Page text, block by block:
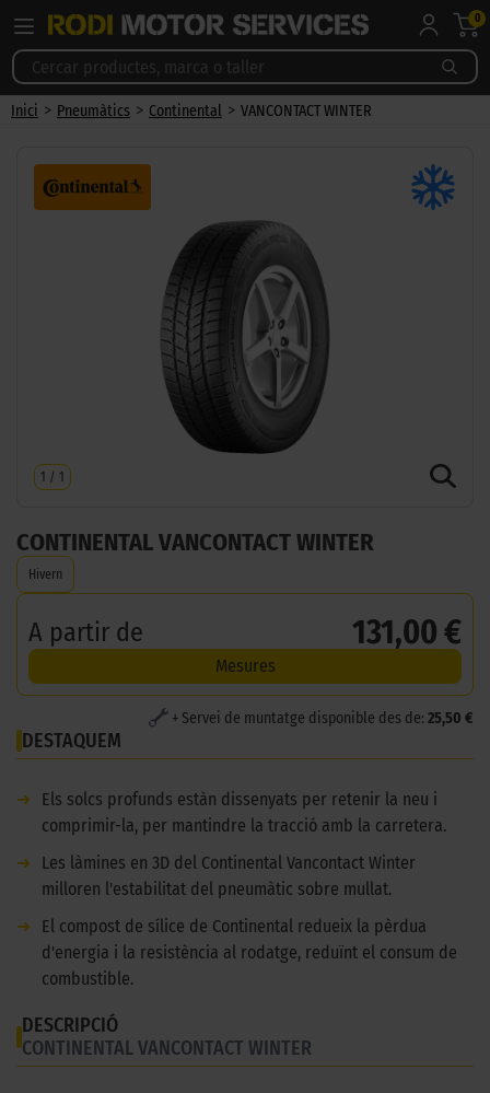
0
Inici > Pneumàtics > Continental > VANCONTACT WINTER
1 / 1
CONTINENTAL VANCONTACT WINTER
Hivern
A partir de 131,00 €
Mesures
+ Servei de muntatge disponible des de: 25,50 €
DESTAQUEM
➜
Els solcs profunds estàn dissenyats per retenir la neu i
comprimir-la, per mantindre la tracció amb la carretera.
➜
Les làmines en 3D del Continental Vancontact Winter
milloren l'estabilitat del pneumàtic sobre mullat.
➜
El compost de sílice de Continental redueix la pèrdua
d'energia i la resistència al rodatge, reduïnt el consum de
combustible.
DESCRIPCIÓ
CONTINENTAL VANCONTACT WINTER